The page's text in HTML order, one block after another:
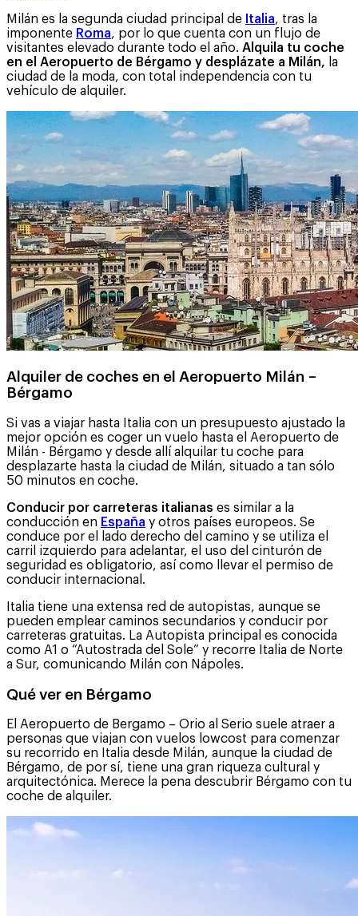
Milán es la segunda ciudad principal de Italia, tras la
imponente Roma, por lo que cuenta con un flujo de
visitantes elevado durante todo el año. Alquila tu coche
en el Aeropuerto de Bérgamo y desplázate a Milán, la
ciudad de la moda, con total independencia con tu
vehículo de alquiler.
Alquiler de coches en el Aeropuerto Milán –
Bérgamo
Si vas a viajar hasta Italia con un presupuesto ajustado la
mejor opción es coger un vuelo hasta el Aeropuerto de
Milán - Bérgamo y desde allí alquilar tu coche para
desplazarte hasta la ciudad de Milán, situado a tan sólo
50 minutos en coche.
Conducir por carreteras italianas es similar a la
conducción en España y otros países europeos. Se
conduce por el lado derecho del camino y se utiliza el
carril izquierdo para adelantar, el uso del cinturón de
seguridad es obligatorio, así como llevar el permiso de
conducir internacional.
Italia tiene una extensa red de autopistas, aunque se
pueden emplear caminos secundarios y conducir por
carreteras gratuitas. La Autopista principal es conocida
como A1 o “Autostrada del Sole” y recorre Italia de Norte
a Sur, comunicando Milán con Nápoles.
Qué ver en Bérgamo
El Aeropuerto de Bergamo – Orio al Serio suele atraer a
personas que viajan con vuelos lowcost para comenzar
su recorrido en Italia desde Milán, aunque la ciudad de
Bérgamo, de por sí, tiene una gran riqueza cultural y
arquitectónica. Merece la pena descubrir Bérgamo con tu
coche de alquiler.